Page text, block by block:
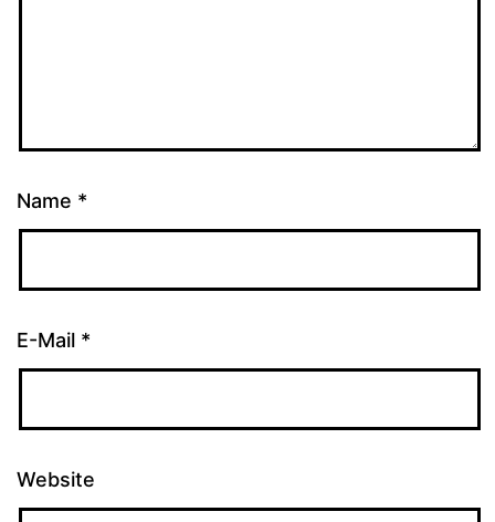
Name *
E-Mail *
Website